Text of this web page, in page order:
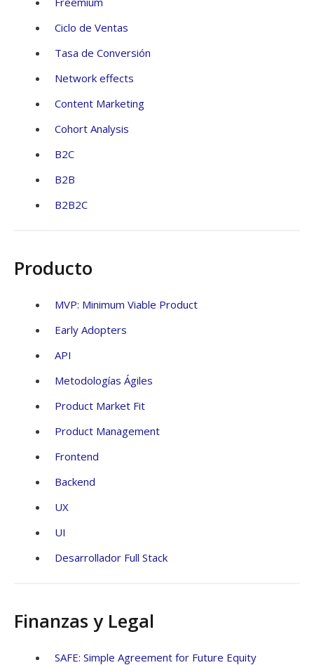
Ciclo de Ventas
Tasa de Conversión
Network effects
Content Marketing
Cohort Analysis
B2C
B2B
B2B2C
Producto
MVP: Minimum Viable Product
Early Adopters
API
Metodologías Ágiles
Product Market Fit
Product Management
Frontend
Backend
UX
UI
Desarrollador Full Stack
Finanzas y Legal
SAFE: Simple Agreement for Future Equity